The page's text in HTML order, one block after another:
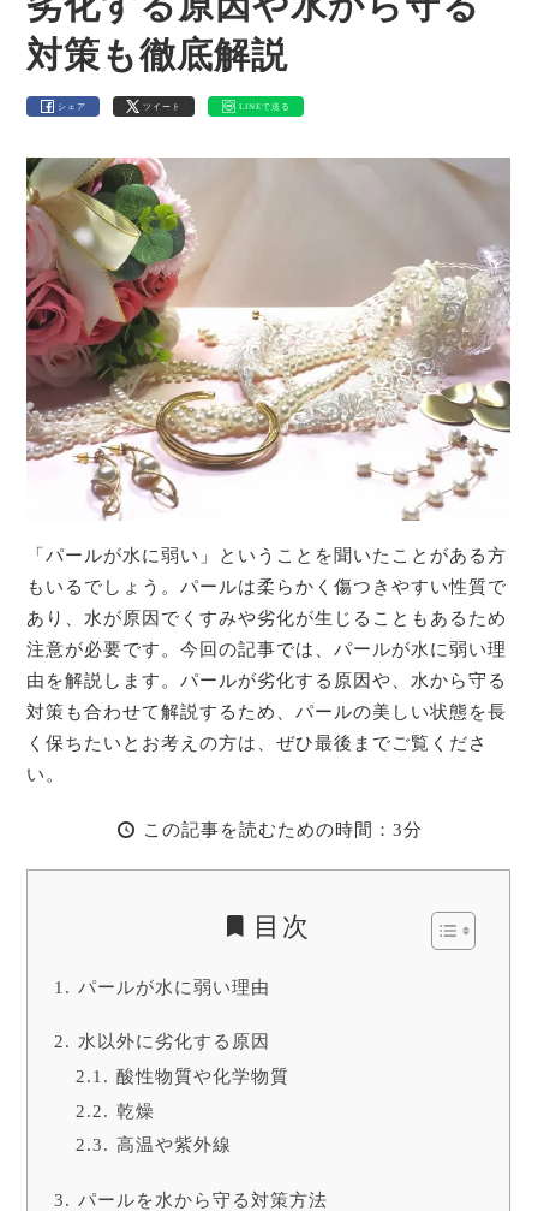
対策も徹底解説
シェア ツイート LINEで送る
「パールが水に弱い」ということを聞いたことがある方
もいるでしょう。パールは柔らかく傷つきやすい性質で
あり、水が原因でくすみや劣化が生じることもあるため
注意が必要です。今回の記事では、パールが水に弱い理
由を解説します。パールが劣化する原因や、水から守る
対策も合わせて解説するため、パールの美しい状態を長
く保ちたいとお考えの方は、ぜひ最後までご覧くださ
い。
この記事を読むための時間：3分
目次
パールが水に弱い理由
水以外に劣化する原因
酸性物質や化学物質
乾燥
高温や紫外線
パールを水から守る対策方法